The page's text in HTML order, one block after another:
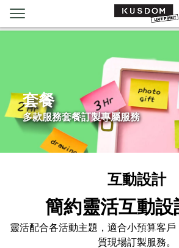
套餐
多款服務套餐訂製專屬服務
互動設計
簡約靈活互動設
靈活配合各活動主題，適合小預算客
質現場訂製服務。